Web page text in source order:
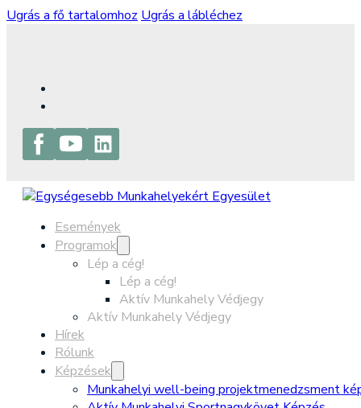
Ugrás a fő tartalomhoz Ugrás a lábléchez
Események
Programok
Lép a cég!
Lép a cég!
Aktív Munkahely Védjegy
Aktív Munkahely Védjegy
Hírek
Rólunk
Képzések
Munkahelyi well-being projektmenedzsment